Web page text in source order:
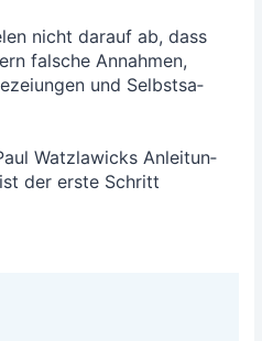
nicht dar­auf ab, dass
fal­sche Annah­men,
und Selbst­sa­
Watz­la­wicks Anlei­tun­
der ers­te Schritt